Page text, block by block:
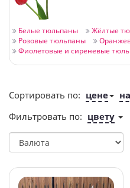
Белые тюльпаны Жёлтые
Розовые тюльпаны
Фиолетовые и сиреневые
Сортировать по: цене
Фильтровать по: цвету